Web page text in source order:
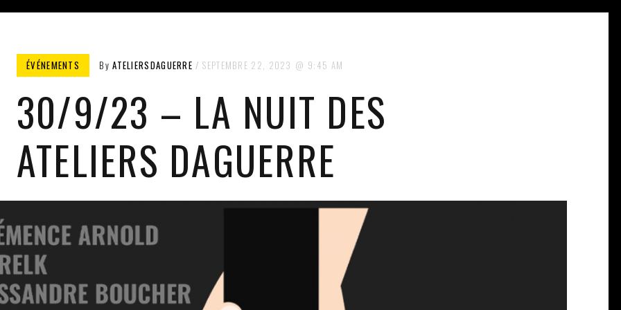
ÉVÉNEMENTS ByATELIERSDAGUERRE SEPTEMBRE 22, 2023 9:45 AM
30/9/23 – LA NUIT DES
ATELIERS DAGUERRE